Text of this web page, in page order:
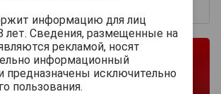
информацию для лиц
лет. Сведения, размещенные на
рекламой, носят
информационный
предназначены исключительно
пользования.